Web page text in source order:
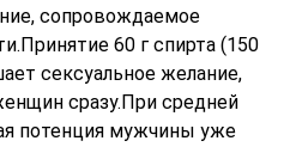
сопровождаемое
60 г спирта (150
сексуальное желание,
сразу.При средней
потенция мужчины уже